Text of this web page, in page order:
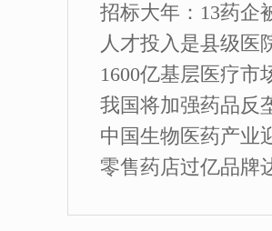
招标大年：13药企
人才投入是县级医
1600亿基层医疗市
我国将加强药品反
中国生物医药产业
零售药店过亿品牌